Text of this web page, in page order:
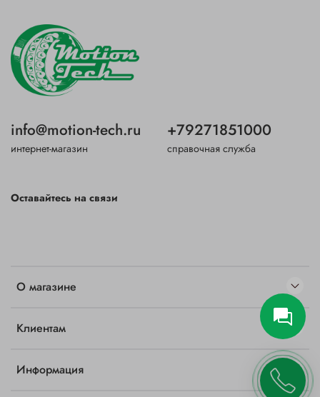
О магазине
Клиентам
Информация
info@motion-tech.ru
интернет-магазин
+79271851000
справочная служба
Оставайтесь на связи